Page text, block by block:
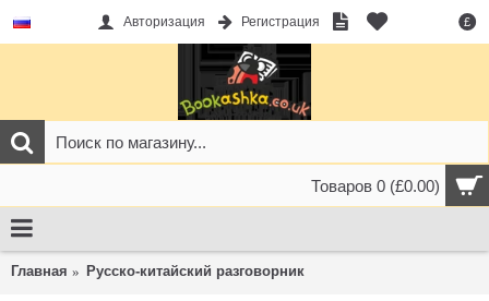
£
Авторизация Регистрация
Товаров 0 (£0.00)
Главная Русско-китайский разговорник